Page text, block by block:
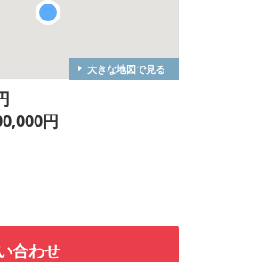
大きな地図で見る
合わせ
円